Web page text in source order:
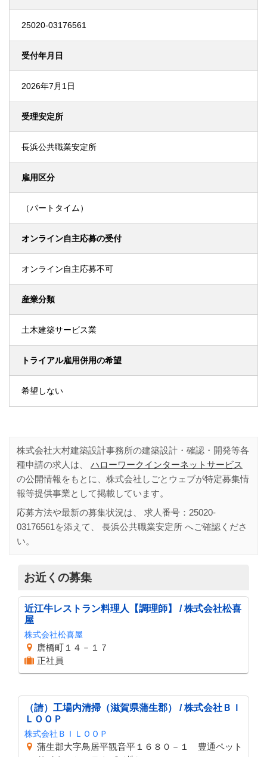
25020-03176561
受付年月日
2026年7月1日
受理安定所
長浜公共職業安定所
雇用区分
（パートタイム）
オンライン自主応募の受付
オンライン自主応募不可
産業分類
土木建築サービス業
トライアル雇用併用の希望
希望しない
株式会社大村建築設計事務所の建築設計・確認・開発等各
種申請の求人は、 ハローワークインターネットサービス
の公開情報をもとに、株式会社しごとウェブが特定募集情
報等提供事業として掲載しています。
応募方法や最新の募集状況は、 求人番号： 25020-
03176561 を添えて、 長浜公共職業安定所 へご確認くださ
い。
お近くの募集
近江牛レストラン料理人【調理師】 / 株式会社松喜
屋
株式会社松喜屋
唐橋町１４－１７
正社員
（請）工場内清掃（滋賀県蒲生郡） / 株式会社ＢＩ
ＬＯＯＰ
株式会社ＢＩＬＯＯＰ
蒲生郡大字鳥居平観音平１６８０－１ 豊通ペット